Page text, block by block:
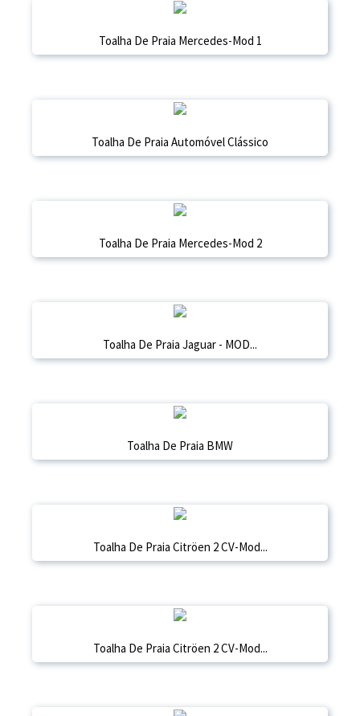
Toalha De Praia Mercedes-Mod 1
Toalha De Praia Automóvel Clássico
Toalha De Praia Mercedes-Mod 2
Toalha De Praia Jaguar - MOD...
Toalha De Praia BMW
Toalha De Praia Citröen 2 CV-Mod...
Toalha De Praia Citröen 2 CV-Mod...